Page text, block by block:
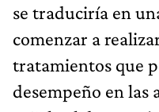
se traduciría en
comenzar a
tratamientos que
desempeño en las